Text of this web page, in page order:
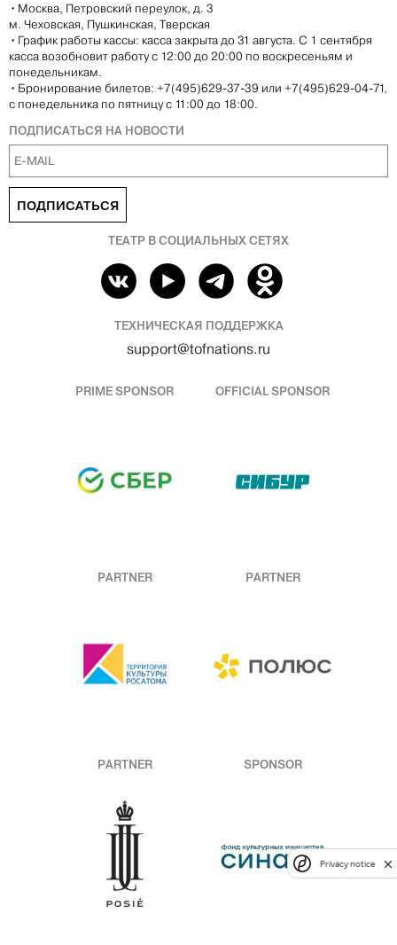
• Москва, Петровский переулок, д. 3
м. Чеховская, Пушкинская, Тверская
• График работы кассы: касса закрыта до 31 августа. С 1 сентября
касса возобновит работу с 12:00 до 20:00 по воскресеньям и
понедельникам.
• Бронирование билетов: +7(495)629-37-39 или +7(495)629-04-71,
с понедельника по пятницу с 11:00 до 18:00.
ПОДПИСАТЬСЯ НА НОВОСТИ
ПОДПИСАТЬСЯ
ТЕАТР В СОЦИАЛЬНЫХ СЕТЯХ
ТЕХНИЧЕСКАЯ ПОДДЕРЖКА
support@tofnations.ru
PRIME SPONSOR OFFICIAL SPONSOR
PARTNER PARTNER
PARTNER SPONSOR
Privacy notice